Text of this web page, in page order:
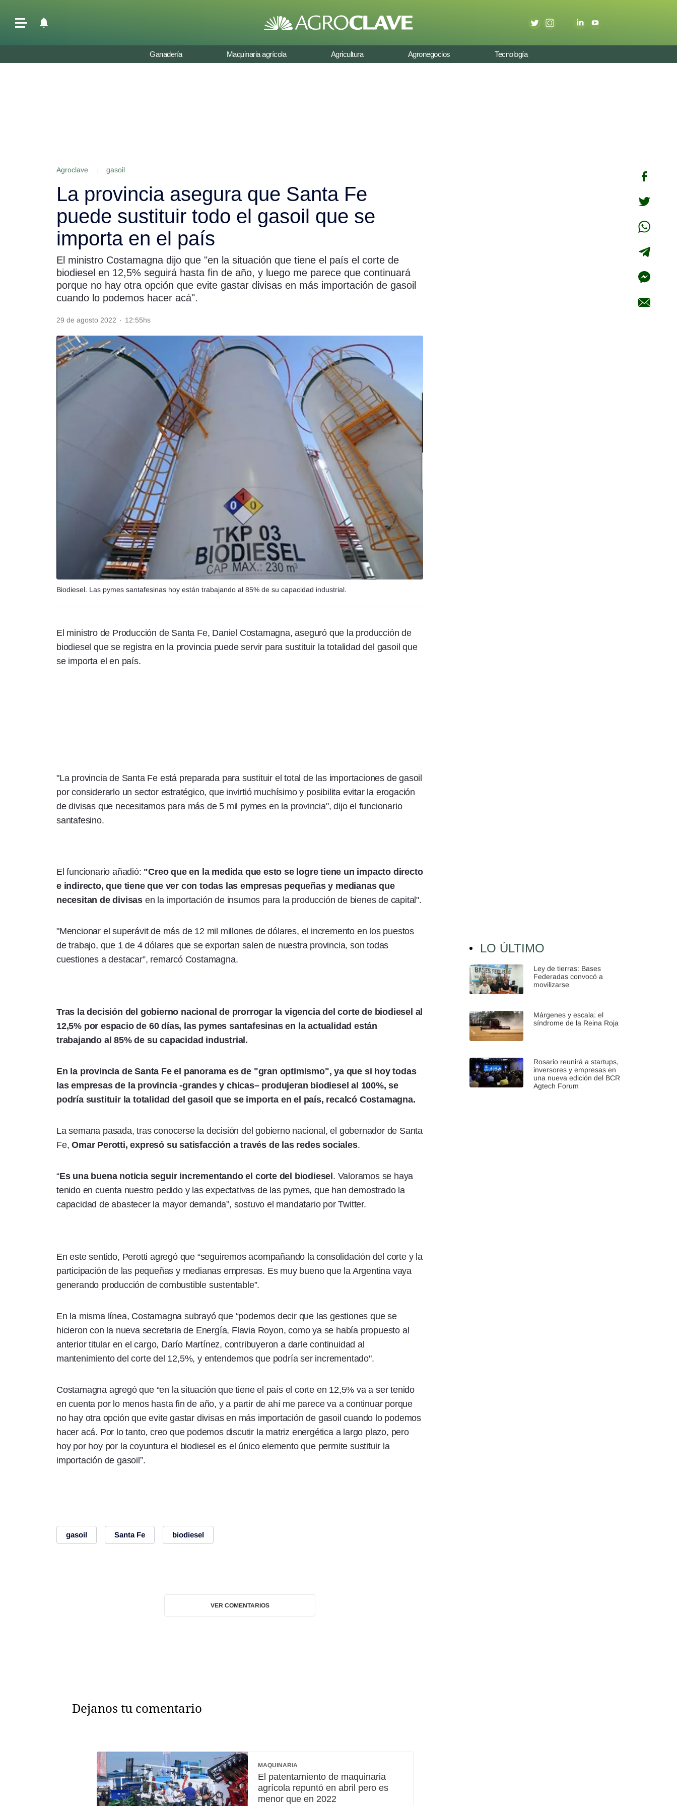
Seguinos
Ganadería Maquinaria agrícola Agricultura Agronegocios Tecnología
Agroclave gasoil
La provincia asegura que Santa Fe
puede sustituir todo el gasoil que se
importa en el país
El ministro Costamagna dijo que "en la situación que tiene el país el corte de
biodiesel en 12,5% seguirá hasta fin de año, y luego me parece que continuará
porque no hay otra opción que evite gastar divisas en más importación de gasoil
cuando lo podemos hacer acá".
29 de agosto 2022 · 12:55hs
Biodiesel. Las pymes santafesinas hoy están trabajando al 85% de su capacidad industrial.
El ministro de Producción de Santa Fe, Daniel Costamagna, aseguró que la producción de
biodiesel que se registra en la provincia puede servir para sustituir la totalidad del gasoil que
se importa el en país.
"La provincia de Santa Fe está preparada para sustituir el total de las importaciones de gasoil
por considerarlo un sector estratégico, que invirtió muchísimo y posibilita evitar la erogación
de divisas que necesitamos para más de 5 mil pymes en la provincia", dijo el funcionario
santafesino.
El funcionario añadió: "Creo que en la medida que esto se logre tiene un impacto directo
e indirecto, que tiene que ver con todas las empresas pequeñas y medianas que
necesitan de divisas en la importación de insumos para la producción de bienes de capital".
"Mencionar el superávit de más de 12 mil millones de dólares, el incremento en los puestos
de trabajo, que 1 de 4 dólares que se exportan salen de nuestra provincia, son todas
cuestiones a destacar”, remarcó Costamagna.
Tras la decisión del gobierno nacional de prorrogar la vigencia del corte de biodiesel al
12,5% por espacio de 60 días, las pymes santafesinas en la actualidad están
trabajando al 85% de su capacidad industrial.
En la provincia de Santa Fe el panorama es de "gran optimismo", ya que si hoy todas
las empresas de la provincia -grandes y chicas– produjeran biodiesel al 100%, se
podría sustituir la totalidad del gasoil que se importa en el país, recalcó Costamagna.
La semana pasada, tras conocerse la decisión del gobierno nacional, el gobernador de Santa
Fe, Omar Perotti, expresó su satisfacción a través de las redes sociales.
“Es una buena noticia seguir incrementando el corte del biodiesel . Valoramos se haya
tenido en cuenta nuestro pedido y las expectativas de las pymes, que han demostrado la
capacidad de abastecer la mayor demanda”, sostuvo el mandatario por Twitter.
En este sentido, Perotti agregó que “seguiremos acompañando la consolidación del corte y la
participación de las pequeñas y medianas empresas. Es muy bueno que la Argentina vaya
generando producción de combustible sustentable”.
En la misma línea, Costamagna subrayó que “podemos decir que las gestiones que se
hicieron con la nueva secretaria de Energía, Flavia Royon, como ya se había propuesto al
anterior titular en el cargo, Darío Martínez, contribuyeron a darle continuidad al
mantenimiento del corte del 12,5%, y entendemos que podría ser incrementado".
Costamagna agregó que “en la situación que tiene el país el corte en 12,5% va a ser tenido
en cuenta por lo menos hasta fin de año, y a partir de ahí me parece va a continuar porque
no hay otra opción que evite gastar divisas en más importación de gasoil cuando lo podemos
hacer acá. Por lo tanto, creo que podemos discutir la matriz energética a largo plazo, pero
hoy por hoy por la coyuntura el biodiesel es el único elemento que permite sustituir la
importación de gasoil”.
gasoil Santa Fe biodiesel
VER COMENTARIOS
LO ÚLTIMO
Ley de tierras: Bases
Federadas convocó a
movilizarse
Márgenes y escala: el
síndrome de la Reina Roja
Rosario reunirá a startups,
inversores y empresas en
una nueva edición del BCR
Agtech Forum
Dejanos tu comentario
MAQUINARIA
El patentamiento de maquinaria
agrícola repuntó en abril pero es
menor que en 2022